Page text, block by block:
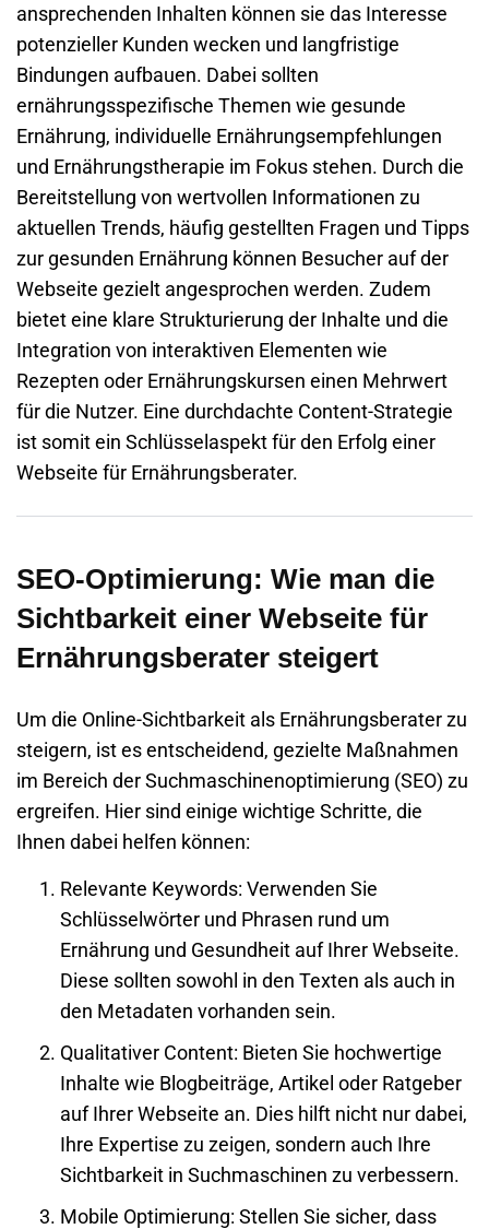
ansprechenden Inhalten können sie das Interesse
potenzieller Kunden wecken und langfristige
Bindungen aufbauen. Dabei sollten
ernährungsspezifische Themen wie gesunde
Ernährung, individuelle Ernährungsempfehlungen
und Ernährungstherapie im Fokus stehen. Durch die
Bereitstellung von wertvollen Informationen zu
aktuellen Trends, häufig gestellten Fragen und Tipps
zur gesunden Ernährung können Besucher auf der
Webseite gezielt angesprochen werden. Zudem
bietet eine klare Strukturierung der Inhalte und die
Integration von interaktiven Elementen wie
Rezepten oder Ernährungskursen einen Mehrwert
für die Nutzer. Eine durchdachte Content-Strategie
ist somit ein Schlüsselaspekt für den Erfolg einer
Webseite für Ernährungsberater.
SEO-Optimierung: Wie man die
Sichtbarkeit einer Webseite für
Ernährungsberater steigert
Um die Online-Sichtbarkeit als Ernährungsberater zu
steigern, ist es entscheidend, gezielte Maßnahmen
im Bereich der Suchmaschinenoptimierung (SEO) zu
ergreifen. Hier sind einige wichtige Schritte, die
Ihnen dabei helfen können:
Relevante Keywords: Verwenden Sie
Schlüsselwörter und Phrasen rund um
Ernährung und Gesundheit auf IhrerWebseite.
Diese sollten sowohl in den Texten als auch in
den Metadaten vorhanden sein.
Qualitativer Content: Bieten Sie hochwertige
Inhalte wie Blogbeiträge, Artikel oder Ratgeber
auf IhrerWebseite an. Dies hilft nicht nur dabei,
Ihre Expertise zu zeigen, sondern auch Ihre
Sichtbarkeit in Suchmaschinen zu verbessern.
Mobile Optimierung: Stellen Sie sicher, dass